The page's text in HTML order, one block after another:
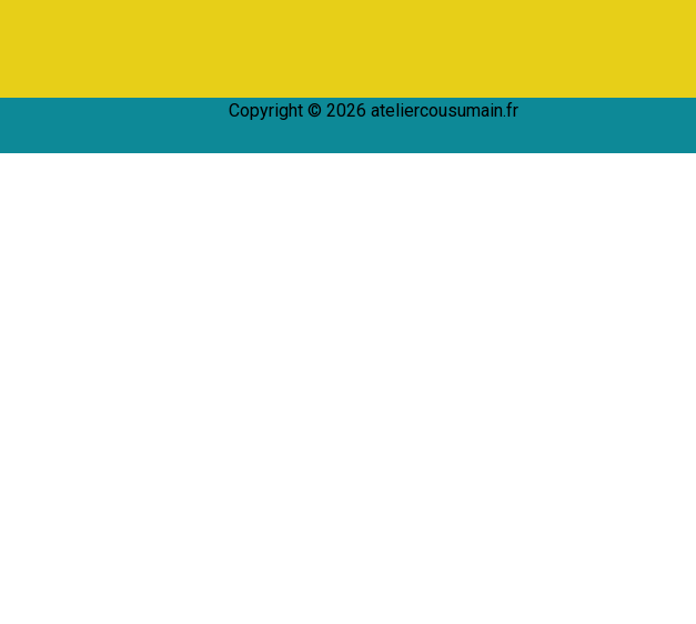
Copyright © 2026 ateliercousumain.fr